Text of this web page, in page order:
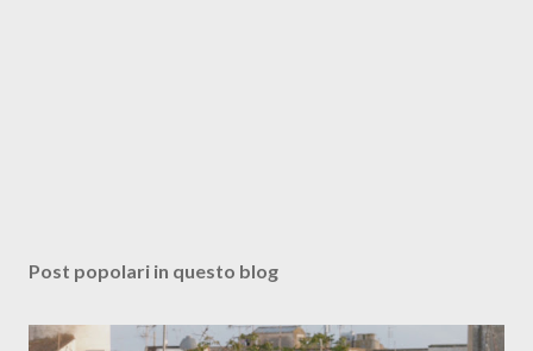
Post popolari in questo blog